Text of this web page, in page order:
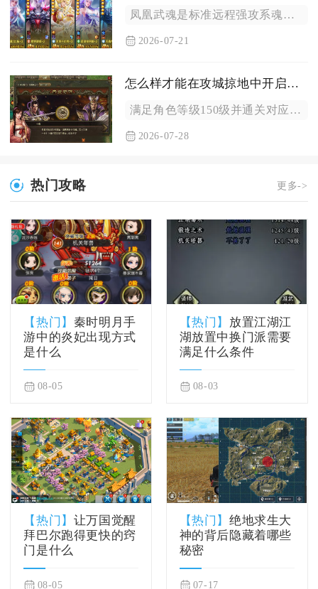
凤凰武魂是标准远程强攻系魂师，完全适配远程输出打法，也是全游...
2026-07-21
怎么样才能在攻城掠地中开启跑珍宝
满足角色等级150级并通关对应主线剧情副本，解锁丝绸之路功能...
2026-07-28
热门攻略 更多->
【热门】 秦时明月手
游中的炎妃出现方式
是什么
08-05
【热门】 放置江湖江
湖放置中换门派需要
满足什么条件
08-03
【热门】 让万国觉醒
拜巴尔跑得更快的窍
门是什么
08-05
【热门】绝地求生大
神的背后隐藏着哪些
秘密
07-17